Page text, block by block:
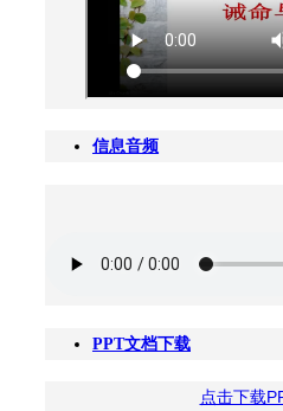
信息音频
PPT文档下载
点击下载